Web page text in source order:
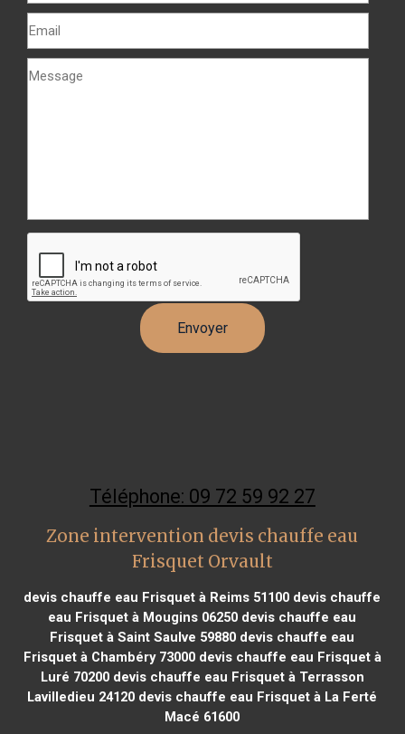
Téléphone: 09 72 59 92 27
Zone intervention devis chauffe eau
Frisquet Orvault
devis chauffe eau Frisquet à Reims 51100 devis chauffe
eau Frisquet à Mougins 06250 devis chauffe eau
Frisquet à Saint Saulve 59880 devis chauffe eau
Frisquet à Chambéry 73000devis chauffe eau Frisquet à
Luré 70200devis chauffe eau Frisquet à Terrasson
Lavilledieu 24120 devis chauffe eau Frisquet à La Ferté
Macé 61600